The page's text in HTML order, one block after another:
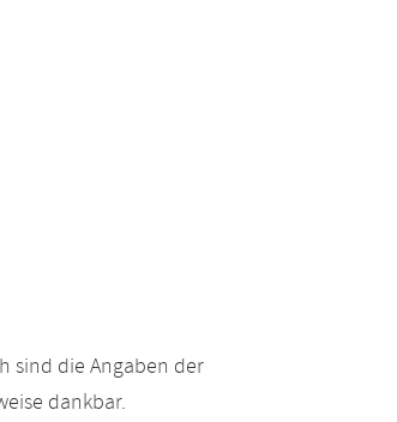
sind die Angaben der
dankbar.